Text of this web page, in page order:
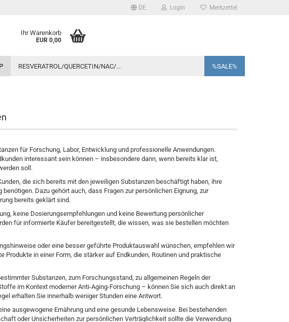
DE Login Merkzettel
Ihr Warenkorb
EUR 0,00
RESVERATROL/QUERCETIN/NAC/... %SALE%
für Forschung, Labor, Entwicklung und professionelle Anwendungen.
interessant sein können – insbesondere dann, wenn bereits klar ist,
soll.
die sich bereits mit den jeweiligen Substanzen beschäftigt haben, ihre
Dazu gehört auch, dass Fragen zur persönlichen Eignung, zur
bereits geklärt sind.
keine Dosierungsempfehlungen und keine Bewertung persönlicher
für informierte Käufer bereitgestellt, die wissen, was sie bestellen möchten
oder eine besser geführte Produktauswahl wünschen, empfehlen wir
Produkte in einer Form, die stärker auf Endkunden, Routinen und praktische
Substanzen, zum Forschungsstand, zu allgemeinen Regeln der
im Kontext moderner Anti-Aging-Forschung – können Sie sich auch direkt an
erhalten Sie innerhalb weniger Stunden eine Antwort.
ausgewogene Ernährung und eine gesunde Lebensweise. Bei bestehenden
oder Unsicherheiten zur persönlichen Verträglichkeit sollte die Verwendung